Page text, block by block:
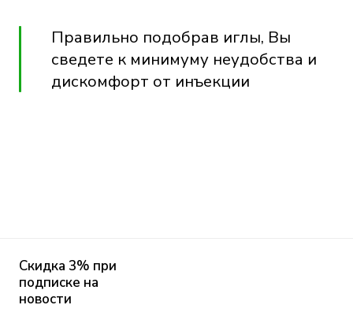
Правильно подобрав иглы, Вы
сведете к минимуму неудобства и
дискомфорт от инъекции
Скидка 3% при
подписке на
новости